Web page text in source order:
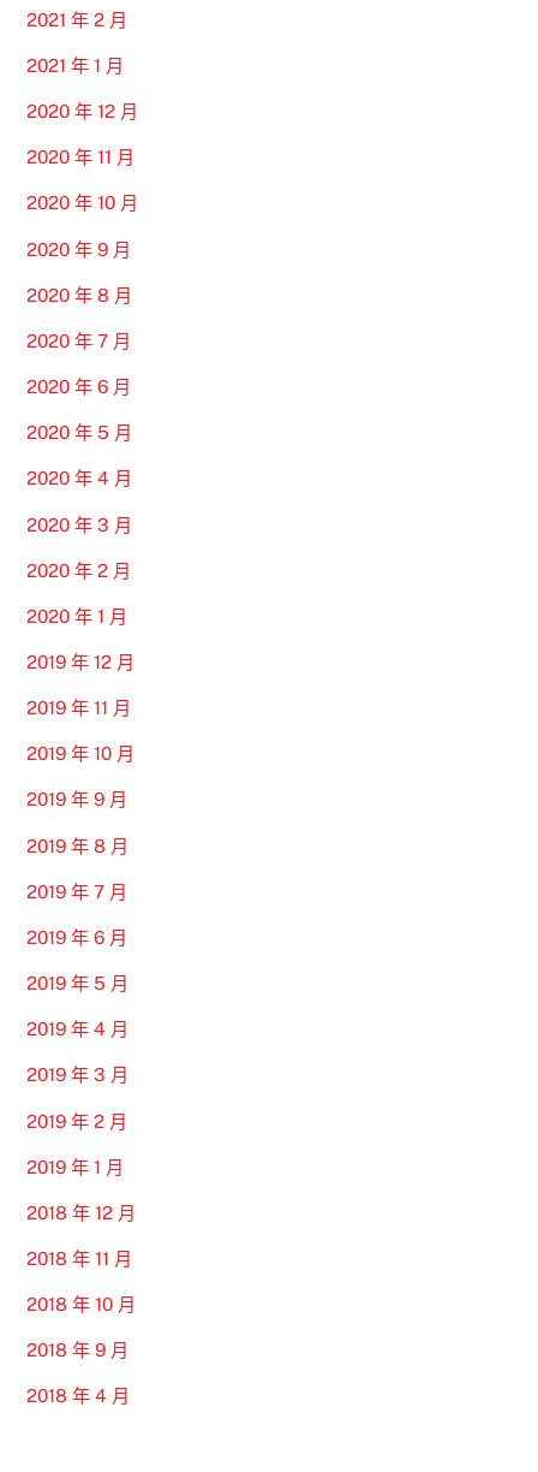
2021 年 2 月
2021 年 1 月
2020 年 12 月
2020 年 11 月
2020 年 10 月
2020 年 9 月
2020 年 8 月
2020 年 7 月
2020 年 6 月
2020 年 5 月
2020 年 4 月
2020 年 3 月
2020 年 2 月
2020 年 1 月
2019 年 12 月
2019 年 11 月
2019 年 10 月
2019 年 9 月
2019 年 8 月
2019 年 7 月
2019 年 6 月
2019 年 5 月
2019 年 4 月
2019 年 3 月
2019 年 2 月
2019 年 1 月
2018 年 12 月
2018 年 11 月
2018 年 10 月
2018 年 9 月
2018 年 4 月